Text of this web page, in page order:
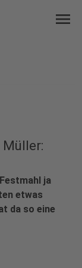
menu
ja
etwas
da so eine